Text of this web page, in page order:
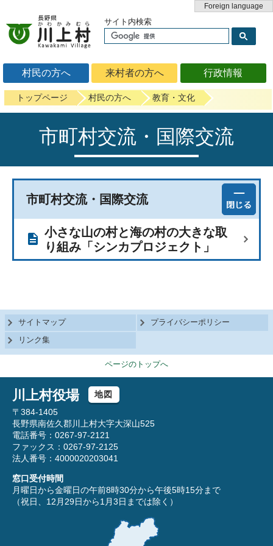
Foreign language
村民の方へ 来村者の方へ 行政情報
サイト内検索
トップページ 村民の方へ 教育・文化
市町村交流・国際交流
市町村交流・国際交流
小さな山の村と海の村の大きな取
り組み「シンカプロジェクト」
サイトマップ
プライバシーポリシー
リンク集
ページのトップへ
川上村役場
地図
〒384-1405
長野県南佐久郡川上村大字大深山525
電話番号：0267-97-2121
ファックス：0267-97-2125
法人番号：4000020203041
窓口受付時間
月曜日から金曜日の午前8時30分から午後5時15分まで
（祝日、12月29日から1月3日までは除く）